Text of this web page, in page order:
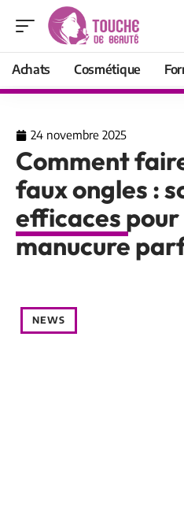
Achats Cosmétique
24 novembre 2025
Comment
faux ongles :
efficaces pour
manucure
NEWS